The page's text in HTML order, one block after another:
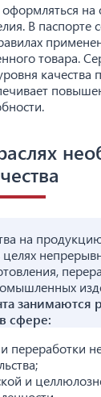
на
В паспорте
товара.
качества
на
занимаются
сфере:
переработки
и